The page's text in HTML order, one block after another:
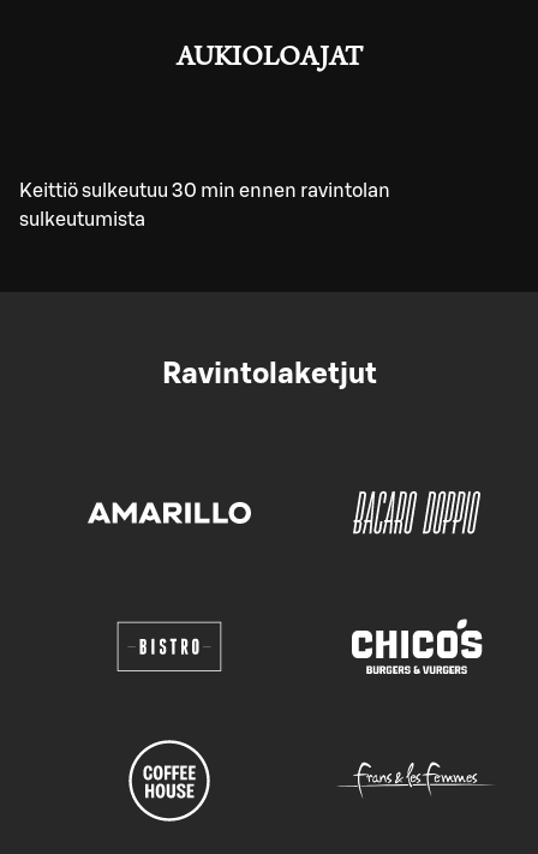
AUKIOLOAJAT
Keittiö sulkeutuu 30 min ennen ravintolan
sulkeutumista
Ravintolaketjut